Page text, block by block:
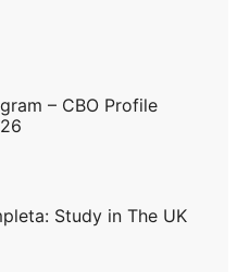
– CBO Profile
Study in The UK